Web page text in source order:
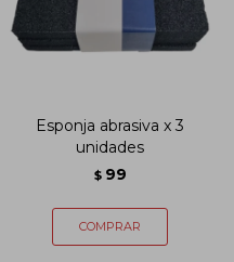
Esponja abrasiva x 3
unidades
$ 99